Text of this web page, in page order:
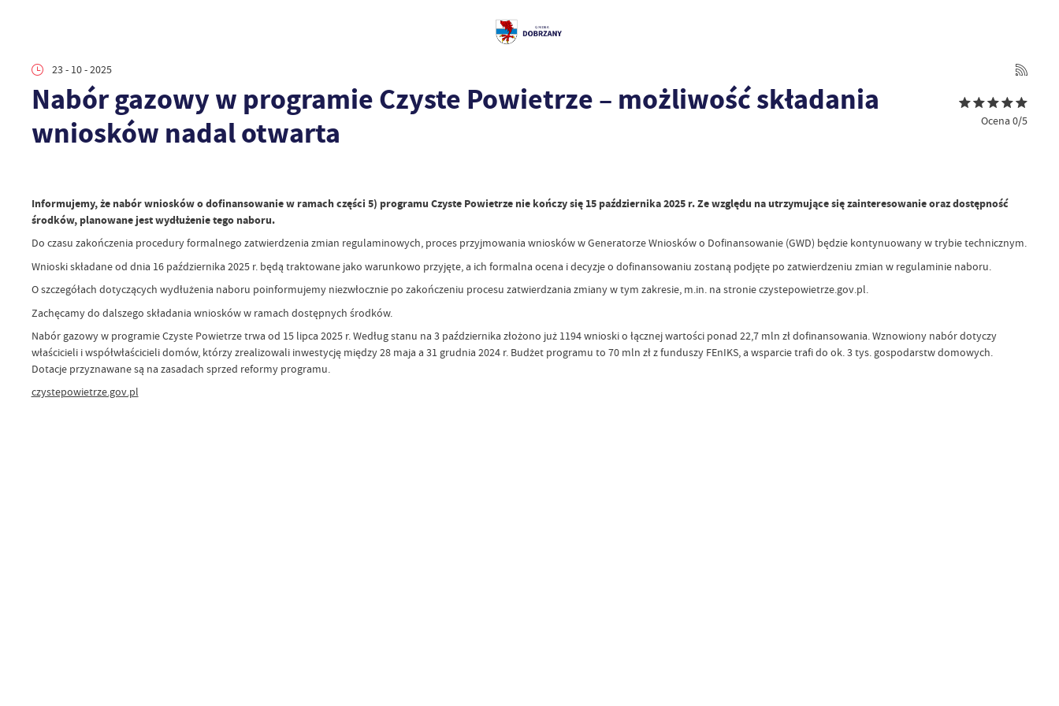
23 - 10 - 2025
Nabór gazowy w programie Czyste Powietrze – możliwość składania
wniosków nadal otwarta
Ocena 0/5
Informujemy, że nabór wniosków o dofinansowanie w ramach części 5) programu Czyste Powietrze nie kończy się 15 października 2025 r. Ze względu na utrzymujące się zainteresowanie oraz dostępność
środków, planowane jest wydłużenie tego naboru.
Do czasu zakończenia procedury formalnego zatwierdzenia zmian regulaminowych, proces przyjmowania wniosków w Generatorze Wniosków o Dofinansowanie (GWD) będzie kontynuowany w trybie technicznym.
Wnioski składane od dnia 16 października 2025 r. będą traktowane jako warunkowo przyjęte, a ich formalna ocena i decyzje o dofinansowaniu zostaną podjęte po zatwierdzeniu zmian w regulaminie naboru.
O szczegółach dotyczących wydłużenia naboru poinformujemy niezwłocznie po zakończeniu procesu zatwierdzania zmiany w tym zakresie, m.in. na stronie czystepowietrze.gov.pl.
Zachęcamy do dalszego składania wniosków w ramach dostępnych środków.
Nabór gazowy w programie Czyste Powietrze trwa od 15 lipca 2025 r. Według stanu na 3 października złożono już 1194 wnioski o łącznej wartości ponad 22,7 mln zł dofinansowania. Wznowiony nabór dotyczy
właścicieli i współwłaścicieli domów, którzy zrealizowali inwestycję między 28 maja a 31 grudnia 2024 r. Budżet programu to 70 mln zł z funduszy FEnIKS, a wsparcie trafi do ok. 3 tys. gospodarstw domowych.
Dotacje przyznawane są na zasadach sprzed reformy programu.
czystepowietrze.gov.pl